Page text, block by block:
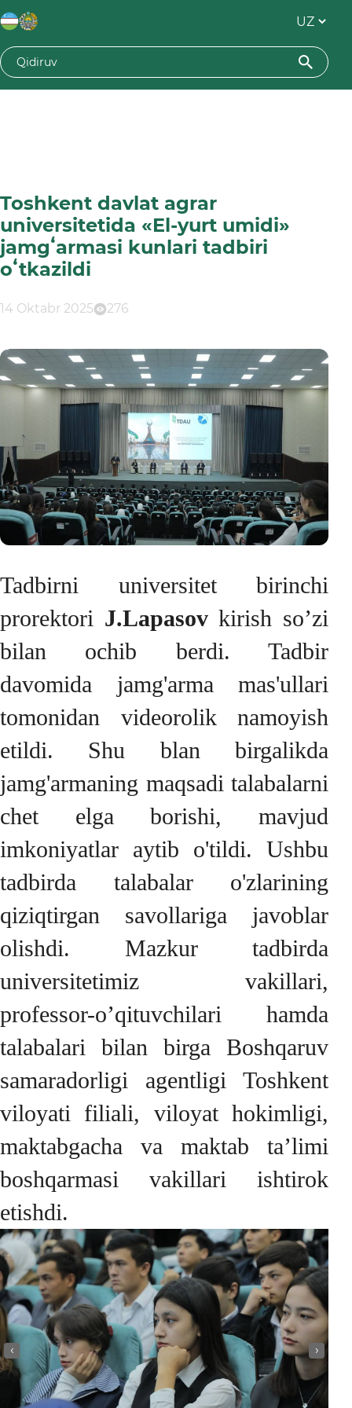
Toshkent davlat agrar
universitetida «El-yurt umidi»
jamgʻarmasi kunlari tadbiri
oʻtkazildi
14 Oktabr 2025 276
Tadbirni universitet birinchi
prorektori J.Lapasovkirish so’zi
bilan ochib berdi. Tadbir
davomida jamg'arma mas'ullari
tomonidan videorolik namoyish
etildi. Shu blan birgalikda
jamg'armaning maqsadi talabalarni
chet elga borishi, mavjud
imkoniyatlar aytib o'tildi. Ushbu
tadbirda talabalar o'zlarining
qiziqtirgan savollariga javoblar
olishdi. Mazkur tadbirda
universitetimiz vakillari,
professor-o’qituvchilari hamda
talabalari bilan birga Boshqaruv
samaradorligi agentligi Toshkent
viloyati filiali, viloyat hokimligi,
maktabgacha va maktab ta’limi
boshqarmasi vakillari ishtirok
etishdi.
‹ ›